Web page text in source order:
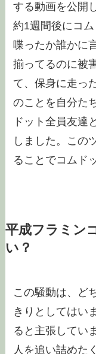
する動画を公開
約1週間後にコ
喋ったか誰かに
揃ってるのに被
て、保身に走っ
のことを自分た
ドット全員友達
しました。この
ることでコムド
平成フラミン
い？
この騒動は、ど
きりとしてはい
ると主張してい
人を追い詰めた